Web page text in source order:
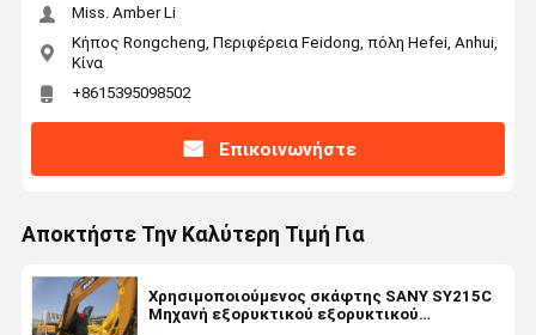
Miss. Amber Li
Κήπος Rongcheng, Περιφέρεια Feidong, πόλη Hefei, Anhui,
Κίνα
+8615395098502
Επικοινωνήστε
Αποκτήστε Την Καλύτερη Τιμή Για
Χρησιμοποιούμενος σκάφτης SANY SY215C
Μηχανή εξορυκτικού εξορυκτικού